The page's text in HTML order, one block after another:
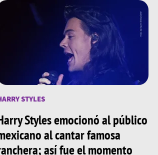
STYLES
Styles emocionó al público
al cantar famosa
así fue el momento